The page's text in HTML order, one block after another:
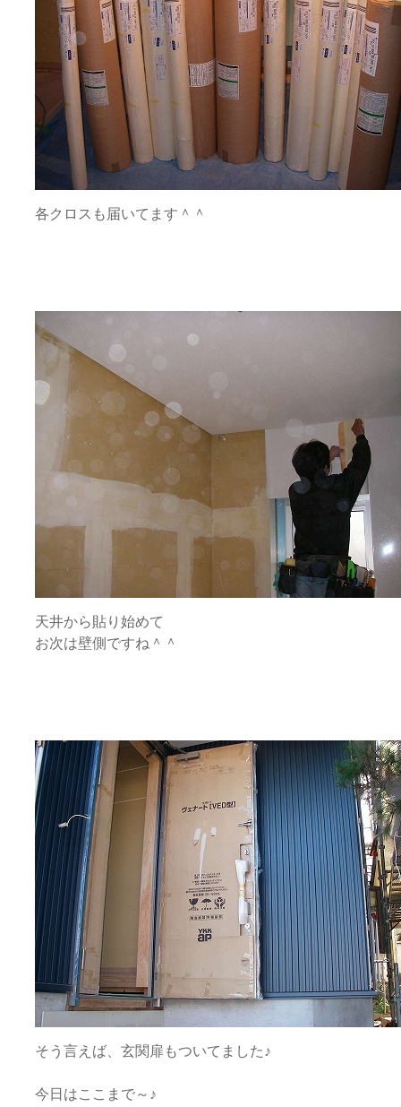
各クロスも届いてます＾＾
天井から貼り始めて
お次は壁側ですね＾＾
そう言えば、玄関扉もついてました♪
今日はここまで～♪